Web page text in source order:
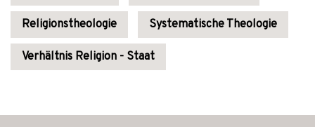
Religionstheologie Systematische Theologie
Verhältnis Religion - Staat